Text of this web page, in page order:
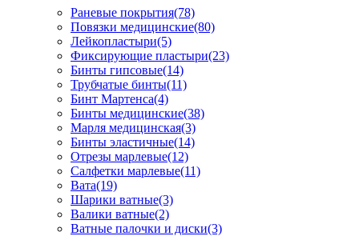
Раневые покрытия(78)
Повязки медицинские(80)
Лейкопластыри(5)
Фиксирующие пластыри(23)
Бинты гипсовые(14)
Трубчатые бинты(11)
Бинт Мартенса(4)
Бинты медицинские(38)
Марля медицинская(3)
Бинты эластичные(14)
Отрезы марлевые(12)
Салфетки марлевые(11)
Вата(19)
Шарики ватные(3)
Валики ватные(2)
Ватные палочки и диски(3)